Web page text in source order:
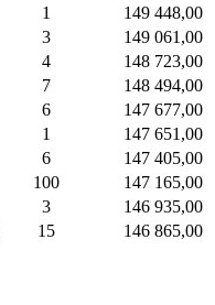
1
149 448,00
3
149 061,00
4
148 723,00
7
148 494,00
6
147 677,00
1
147 651,00
6
147 405,00
100
147 165,00
3
146 935,00
15 146 865,00